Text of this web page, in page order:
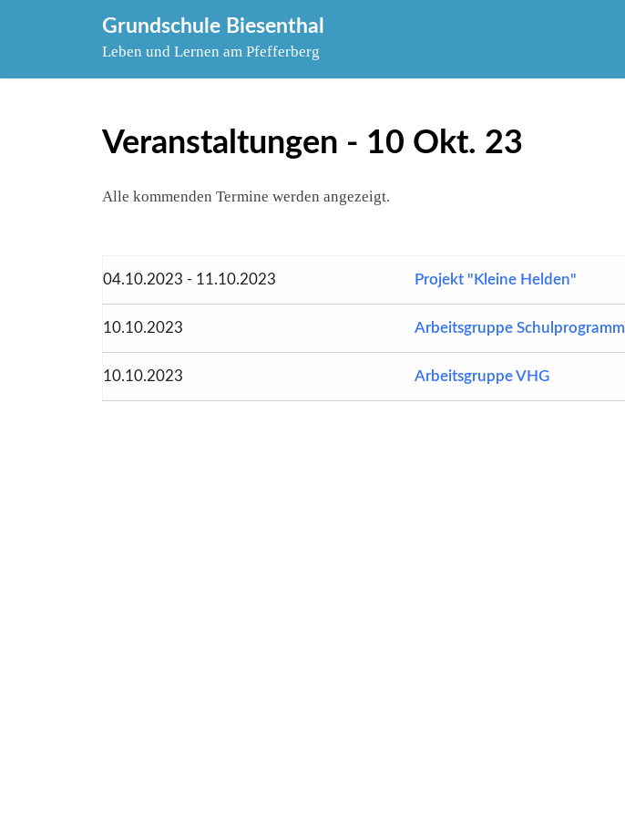
Grundschule Biesenthal
Leben und Lernen am Pfefferberg
Veranstaltungen - 10 Okt. 23
Alle kommenden Termine werden angezeigt.
04.10.2023 - 11.10.2023 Projekt "Kleine Helden"
10.10.2023 Arbeitsgruppe Schulprogramm
10.10.2023 Arbeitsgruppe VHG